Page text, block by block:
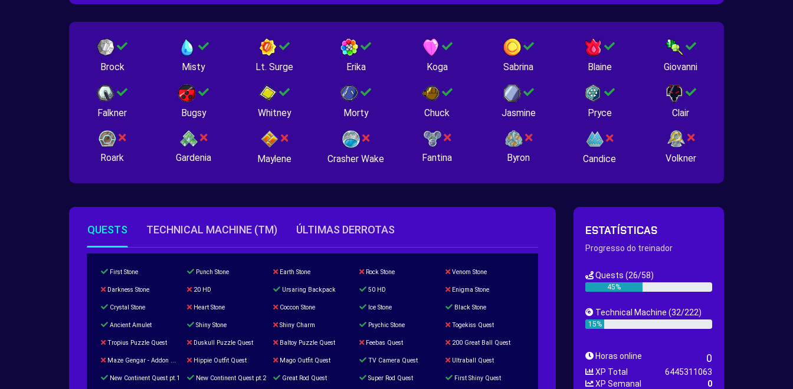
Brock Misty Lt. Surge Erika Koga Sabrina Blaine Giovanni
Falkner Bugsy Whitney Morty Chuck Jasmine Pryce Clair
Roark Gardenia Maylene Crasher Wake Fantina Byron Candice Volkner
QUESTS TECHNICAL MACHINE (TM) ÚLTIMAS DERROTAS
First Stone Punch Stone Earth Stone Rock Stone Venom Stone
Darkness Stone 20 HD Ursaring Backpack 50 HD Enigma Stone
Crystal Stone Heart Stone Coccon Stone Ice Stone Black Stone
Ancient Amulet Shiny Stone Shiny Charm Psychic Stone Togekiss Quest
Tropius Puzzle Quest Duskull Puzzle Quest Baltoy Puzzle Quest Feebas Quest 200 Great Ball Quest
Maze Gengar - Addon Gengar Quest Hippie Outfit Quest Mago Outfit Quest TV Camera Quest Ultraball Quest
New Continent Quest pt.1 New Continent Quest pt.2 Great Rod Quest Super Rod Quest First Shiny Quest
ESTATÍSTICAS
Progresso do treinador
Quests (26/58)
45%
Technical Machine (32/222)
15%
Horas online 0
XP Total
6445311063
XP Semanal
0